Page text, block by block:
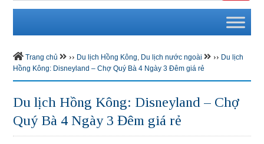
Trang chủ ›› Du lịch Hồng Kông, Du lịch nước ngoài ›› Du lịch
Hồng Kông: Disneyland – Chợ Quý Bà 4 Ngày 3 Đêm giá rẻ
Du lịch Hồng Kông: Disneyland – Chợ
Quý Bà 4 Ngày 3 Đêm giá rẻ